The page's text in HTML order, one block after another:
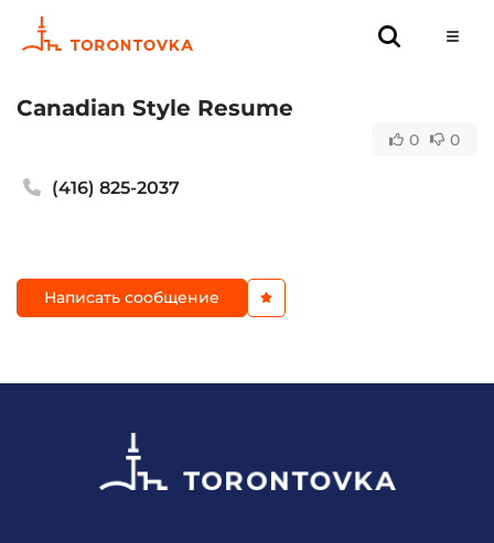
Canadian Style Resume
0 0
(416) 825-2037
Написать сообщение